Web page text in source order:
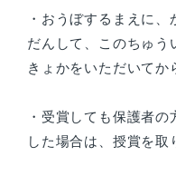
・おうぼするまえに
だんして、このちゅう
きょかをいただいてか
・受賞しても保護者
した場合は、授賞を取